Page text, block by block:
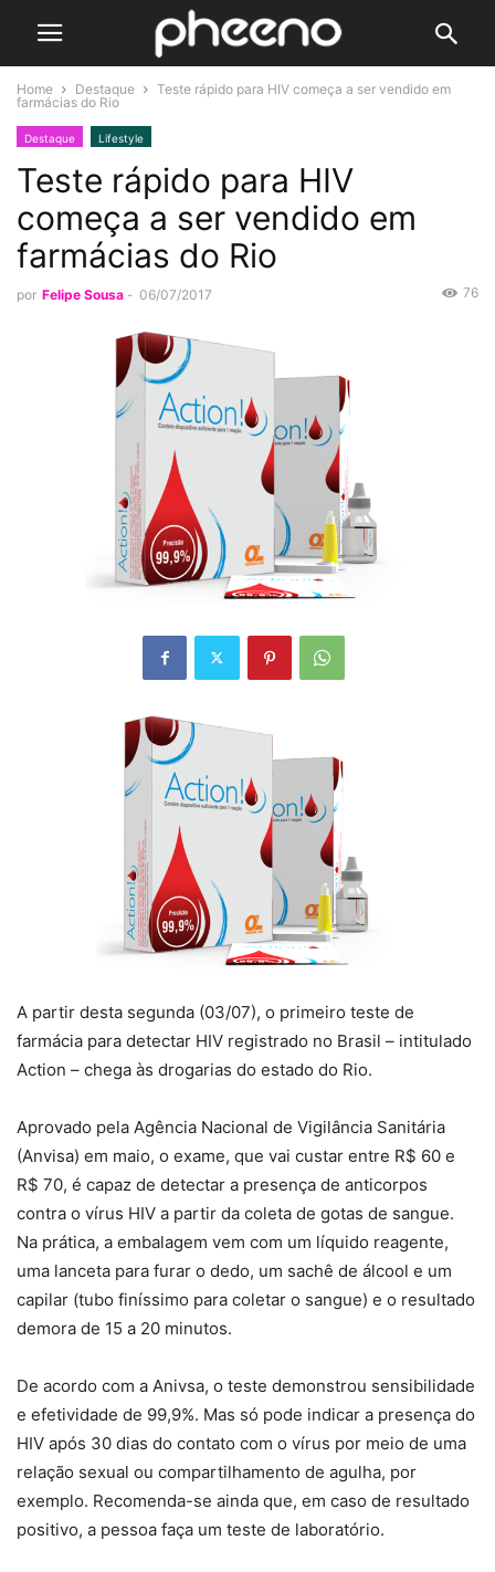
Home Destaque
Teste rápido para HIV começa a ser vendido em
farmácias do Rio
Destaque Lifestyle
Teste rápido para HIV
começa a ser vendido em
farmácias do Rio
por Felipe Sousa - 06/07/2017 76
A partir desta segunda (03/07), o primeiro teste de
farmácia para detectar HIV registrado no Brasil – intitulado
Action – chega às drogarias do estado do Rio.
Aprovado pela Agência Nacional de Vigilância Sanitária
(Anvisa) em maio, o exame, que vai custar entre R$ 60 e
R$ 70, é capaz de detectar a presença de anticorpos
contra o vírus HIV a partir da coleta de gotas de sangue.
Na prática, a embalagem vem com um líquido reagente,
uma lanceta para furar o dedo, um sachê de álcool e um
capilar (tubo finíssimo para coletar o sangue) e o resultado
demora de 15 a 20 minutos.
De acordo com a Anivsa, o teste demonstrou sensibilidade
e efetividade de 99,9%. Mas só pode indicar a presença do
HIV após 30 dias do contato com o vírus por meio de uma
relação sexual ou compartilhamento de agulha, por
exemplo. Recomenda-se ainda que, em caso de resultado
positivo, a pessoa faça um teste de laboratório.